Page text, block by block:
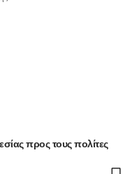
προς τους πολίτες